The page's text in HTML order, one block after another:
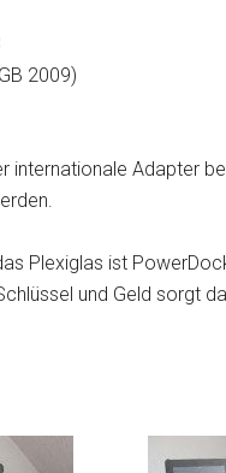
2009)
internationale Adapter
Plexiglas ist
und Geld sorgt